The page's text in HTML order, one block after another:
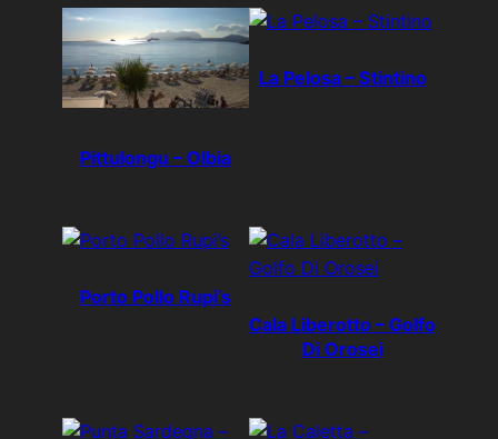
Pittulongu – Olbia
La Pelosa – Stintino
Porto Pollo Rupi’s
Cala Liberotto – Golfo
Di Orosei